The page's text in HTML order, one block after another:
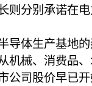
则分别承诺在
体生产基地的
机械、消费品
公司股价早已